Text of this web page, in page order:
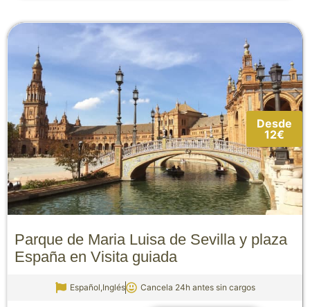
Desde
12€
Parque de Maria Luisa de Sevilla y plaza
España en Visita guiada
Español,Inglés Cancela 24h antes sin cargos